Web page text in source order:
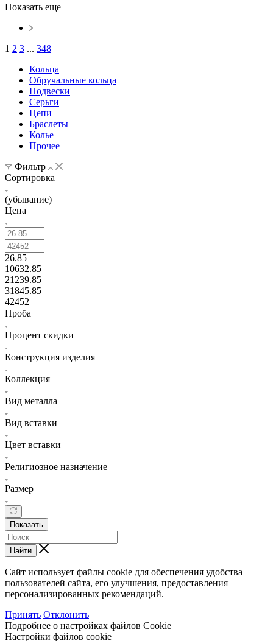
Показать еще
1 2 3 ... 348
Кольца
Обручальные кольца
Подвески
Серьги
Цепи
Браслеты
Колье
Прочее
Фильтр
Сортировка
(убывание)
Цена
26.85
10632.85
21239.85
31845.85
42452
Проба
Процент скидки
Конструкция изделия
Коллекция
Вид металла
Вид вставки
Цвет вставки
Религиозное назначение
Размер
Показать
Найти
Сайт использует файлы cookie для обеспечения удобства
пользователей сайта, его улучшения, предоставления
персонализированных рекомендаций.
Принять Отклонить
Подробнее о настройках файлов Cookie
Настройки файлов cookie